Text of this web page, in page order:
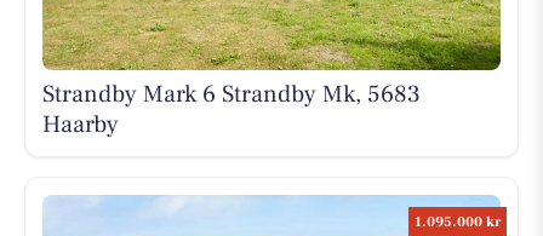
Strandby Mark 6 Strandby Mk, 5683
Haarby
1.095.000 kr